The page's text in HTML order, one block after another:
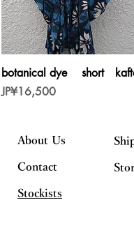
제품보기
botanical dye short
가격
JP¥16,500
About Us
Contact
Stockists